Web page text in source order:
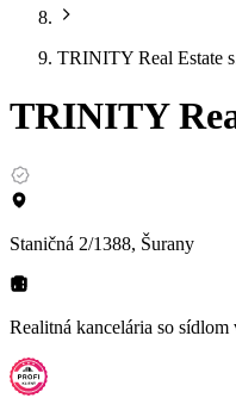
TRINITY Real Estate
TRINITY
Staničná 2/1388, Šurany
Realitná kancelária so sídlom